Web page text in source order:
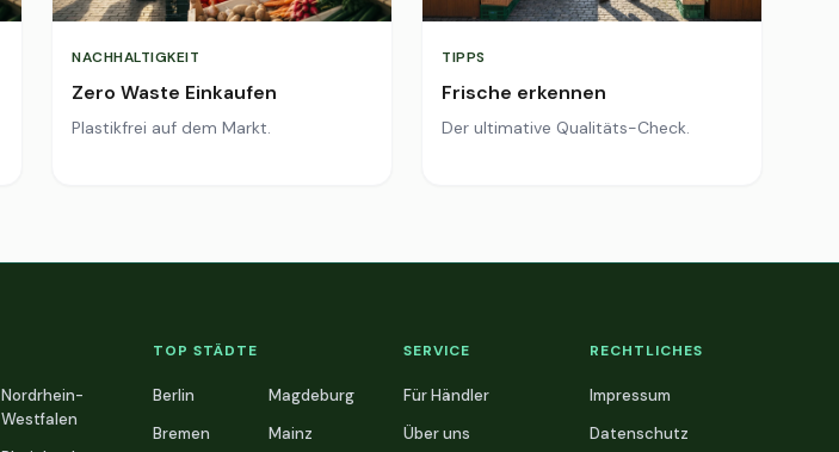
NACHHALTIGKEIT
Zero Waste Einkaufen
Plastikfrei auf dem Markt.
TIPPS
Frische erkennen
Der ultimative Qualitäts-Check.
Nordrhein-
Westfalen
TOP STÄDTE
Berlin
Bremen
Magdeburg
Mainz
SERVICE
Für Händler
Über uns
RECHTLICHES
Impressum
Datenschutz